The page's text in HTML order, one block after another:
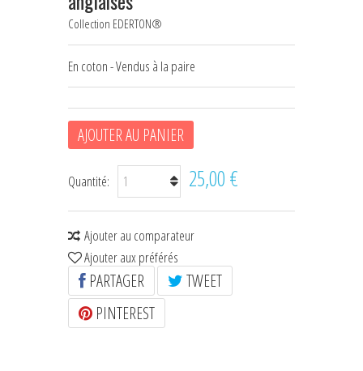
HOUSSES D'ÉTRIERS
POCHES À FRIANDISES
BIJOUX DE LICOL
CEINTURES DE SMOKING
CHÈQUES CADEAU
Collection EDERTON®
En coton - Vendus à la paire
AJOUTER AU PANIER
Quantité: 25,00 €
Ajouter au comparateur
Ajouter aux préférés
PARTAGER
TWEET
PINTEREST